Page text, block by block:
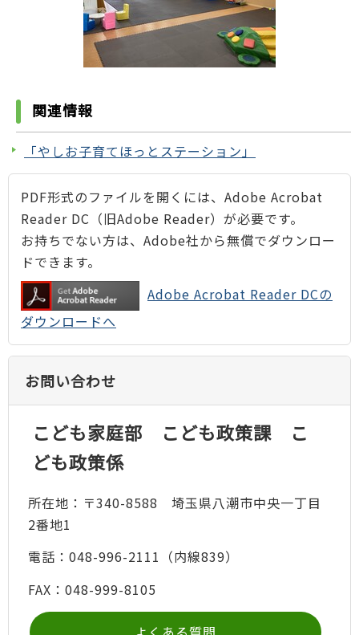
関連情報
「やしお子育てほっとステーション」
PDF形式のファイルを開くには、Adobe Acrobat
Reader DC（旧Adobe Reader）が必要です。
お持ちでない方は、Adobe社から無償でダウンロー
ドできます。
Adobe Acrobat Reader DCの
ダウンロードへ
お問い合わせ
こども家庭部 こども政策課 こ
ども政策係
所在地：〒340-8588 埼玉県八潮市中央一丁目
2番地1
電話：048-996-2111（内線839）
FAX：048-999-8105